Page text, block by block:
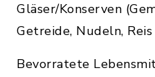
Gläser/Konserven
Getreide, Nudeln, Reis
Bevorratete